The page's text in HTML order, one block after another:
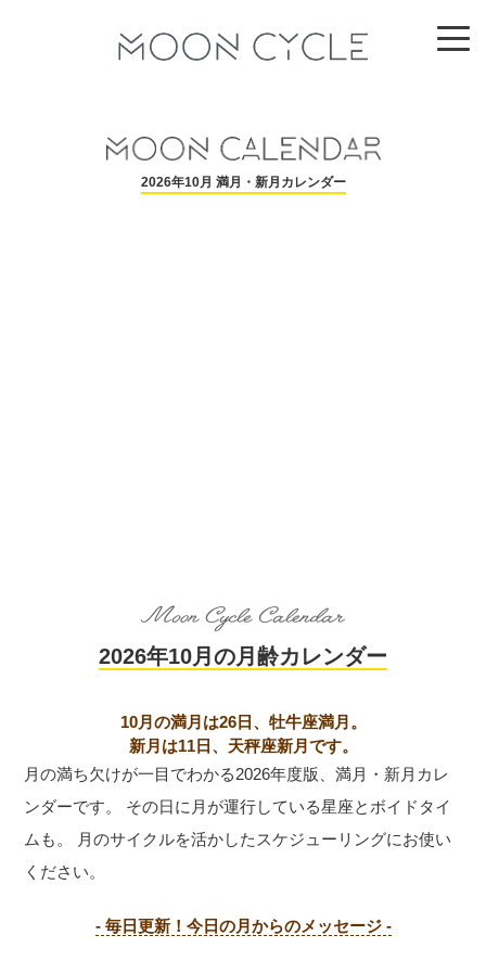
2026年10月 満月・新月カレンダー
2026年10月の月齢カレンダー
10月の満月は26日、牡牛座満月。
新月は11日、天秤座新月です。
月の満ち欠けが一目でわかる2026年度版、満月・新月カレ
ンダーです。
その日に月が運行している星座とボイドタイ
ムも。
月のサイクルを活かしたスケジューリングにお使い
ください。
- 毎日更新！今日の月からのメッセージ -